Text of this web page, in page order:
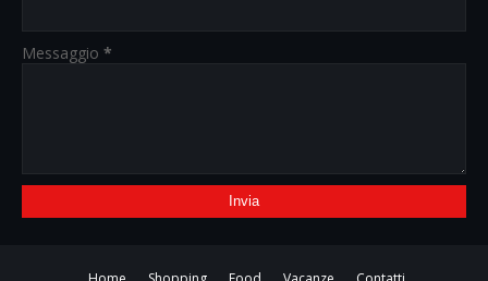
Messaggio *